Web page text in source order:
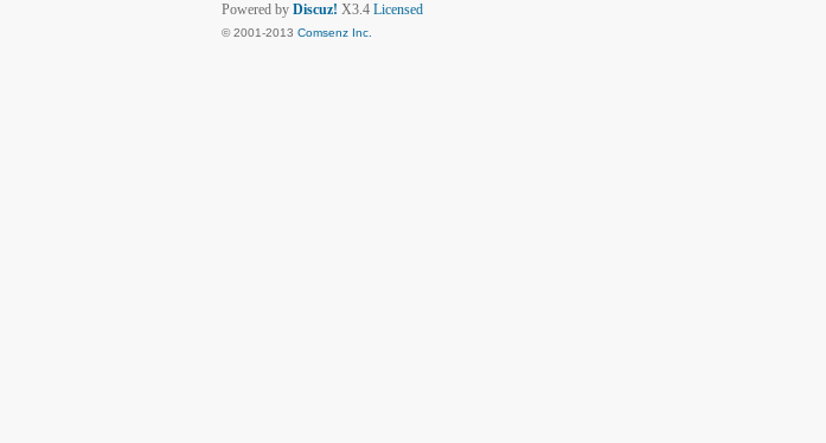
Powered by Discuz! X3.4 Licensed
© 2001-2013 Comsenz Inc.